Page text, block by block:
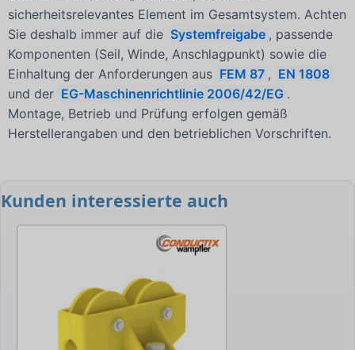
sicherheitsrelevantes Element im Gesamtsystem. Achten
Sie deshalb immer auf die Systemfreigabe , passende
Komponenten (Seil, Winde, Anschlagpunkt) sowie die
Einhaltung der Anforderungen aus FEM 87 , EN 1808
und der EG-Maschinenrichtlinie 2006/42/EG .
Montage, Betrieb und Prüfung erfolgen gemäß
Herstellerangaben und den betrieblichen Vorschriften.
Kunden interessierte auch